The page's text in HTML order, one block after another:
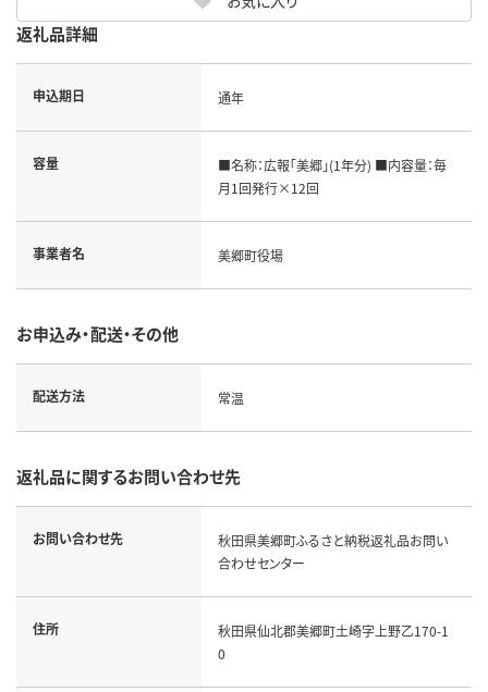
返礼品詳細
申込期日 通年
容量
■名称：広報「美郷」(1年分) ■内容量：毎
月1回発行×12回
事業者名 美郷町役場
お申込み・配送・その他
配送方法 常温
返礼品に関するお問い合わせ先
お問い合わせ先
秋田県美郷町ふるさと納税返礼品お問い
合わせセンター
住所
秋田県仙北郡美郷町土崎字上野乙170-1
0